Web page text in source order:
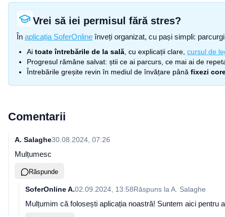
Vrei să iei permisul fără stres?
În aplicația SoferOnline înveți organizat, cu pași simpli:
Ai toate întrebările de la sală , cu explicații clare, cursul de
Progresul rămâne salvat: știi ce ai parcurs, ce mai ai de
Întrebările greșite revin în mediul de învățare până fixezi
Comentarii
A. Salaghe30.08.2024, 07:26
Mulțumesc
Răspunde
SoferOnline A.02.09.2024, 13:58Răspuns la A. Salaghe
Mulțumim că folosești aplicația noastră! Suntem aici pentru